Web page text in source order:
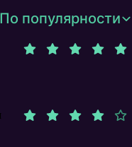
По популярности